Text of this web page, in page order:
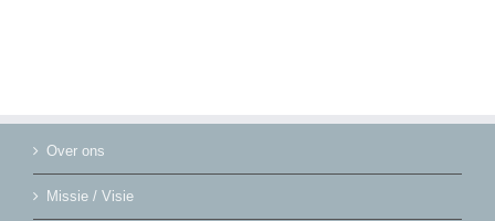
Over ons
Missie / Visie